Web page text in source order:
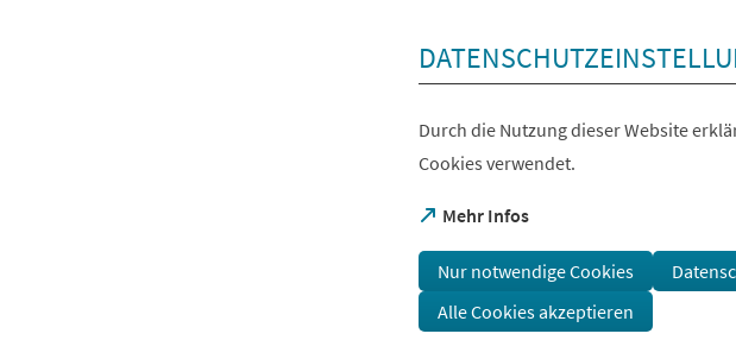
Durch die Nutzung dieser Website
Cookies verwendet.
Mehr Infos
(Öffnet
einem
neuen
Tab)
Nur notwendige Cookies
Alle Cookies akzeptieren